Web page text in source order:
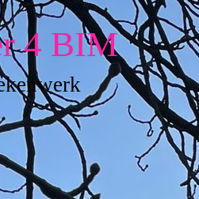
4 BIM